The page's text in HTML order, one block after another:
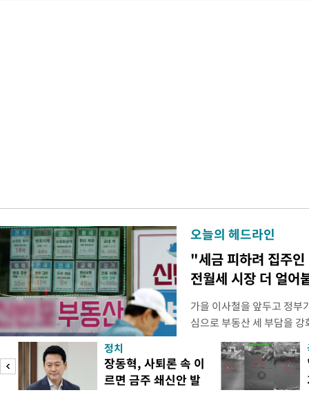
오늘의 헤드라인
"세금 피하려 집주인
전월세 시장 더 얼어
가을 이사철을 앞두고 정부
심으로 부동산 세 부담을
역 임차인들의 불안감이
이기 위해 보유 주택에 직
집을 비워줘야 하는 상황이
정부가 공급대책을 발표하
정치
장동혁, 사퇴론 속 이
르면 금주 쇄신안 발